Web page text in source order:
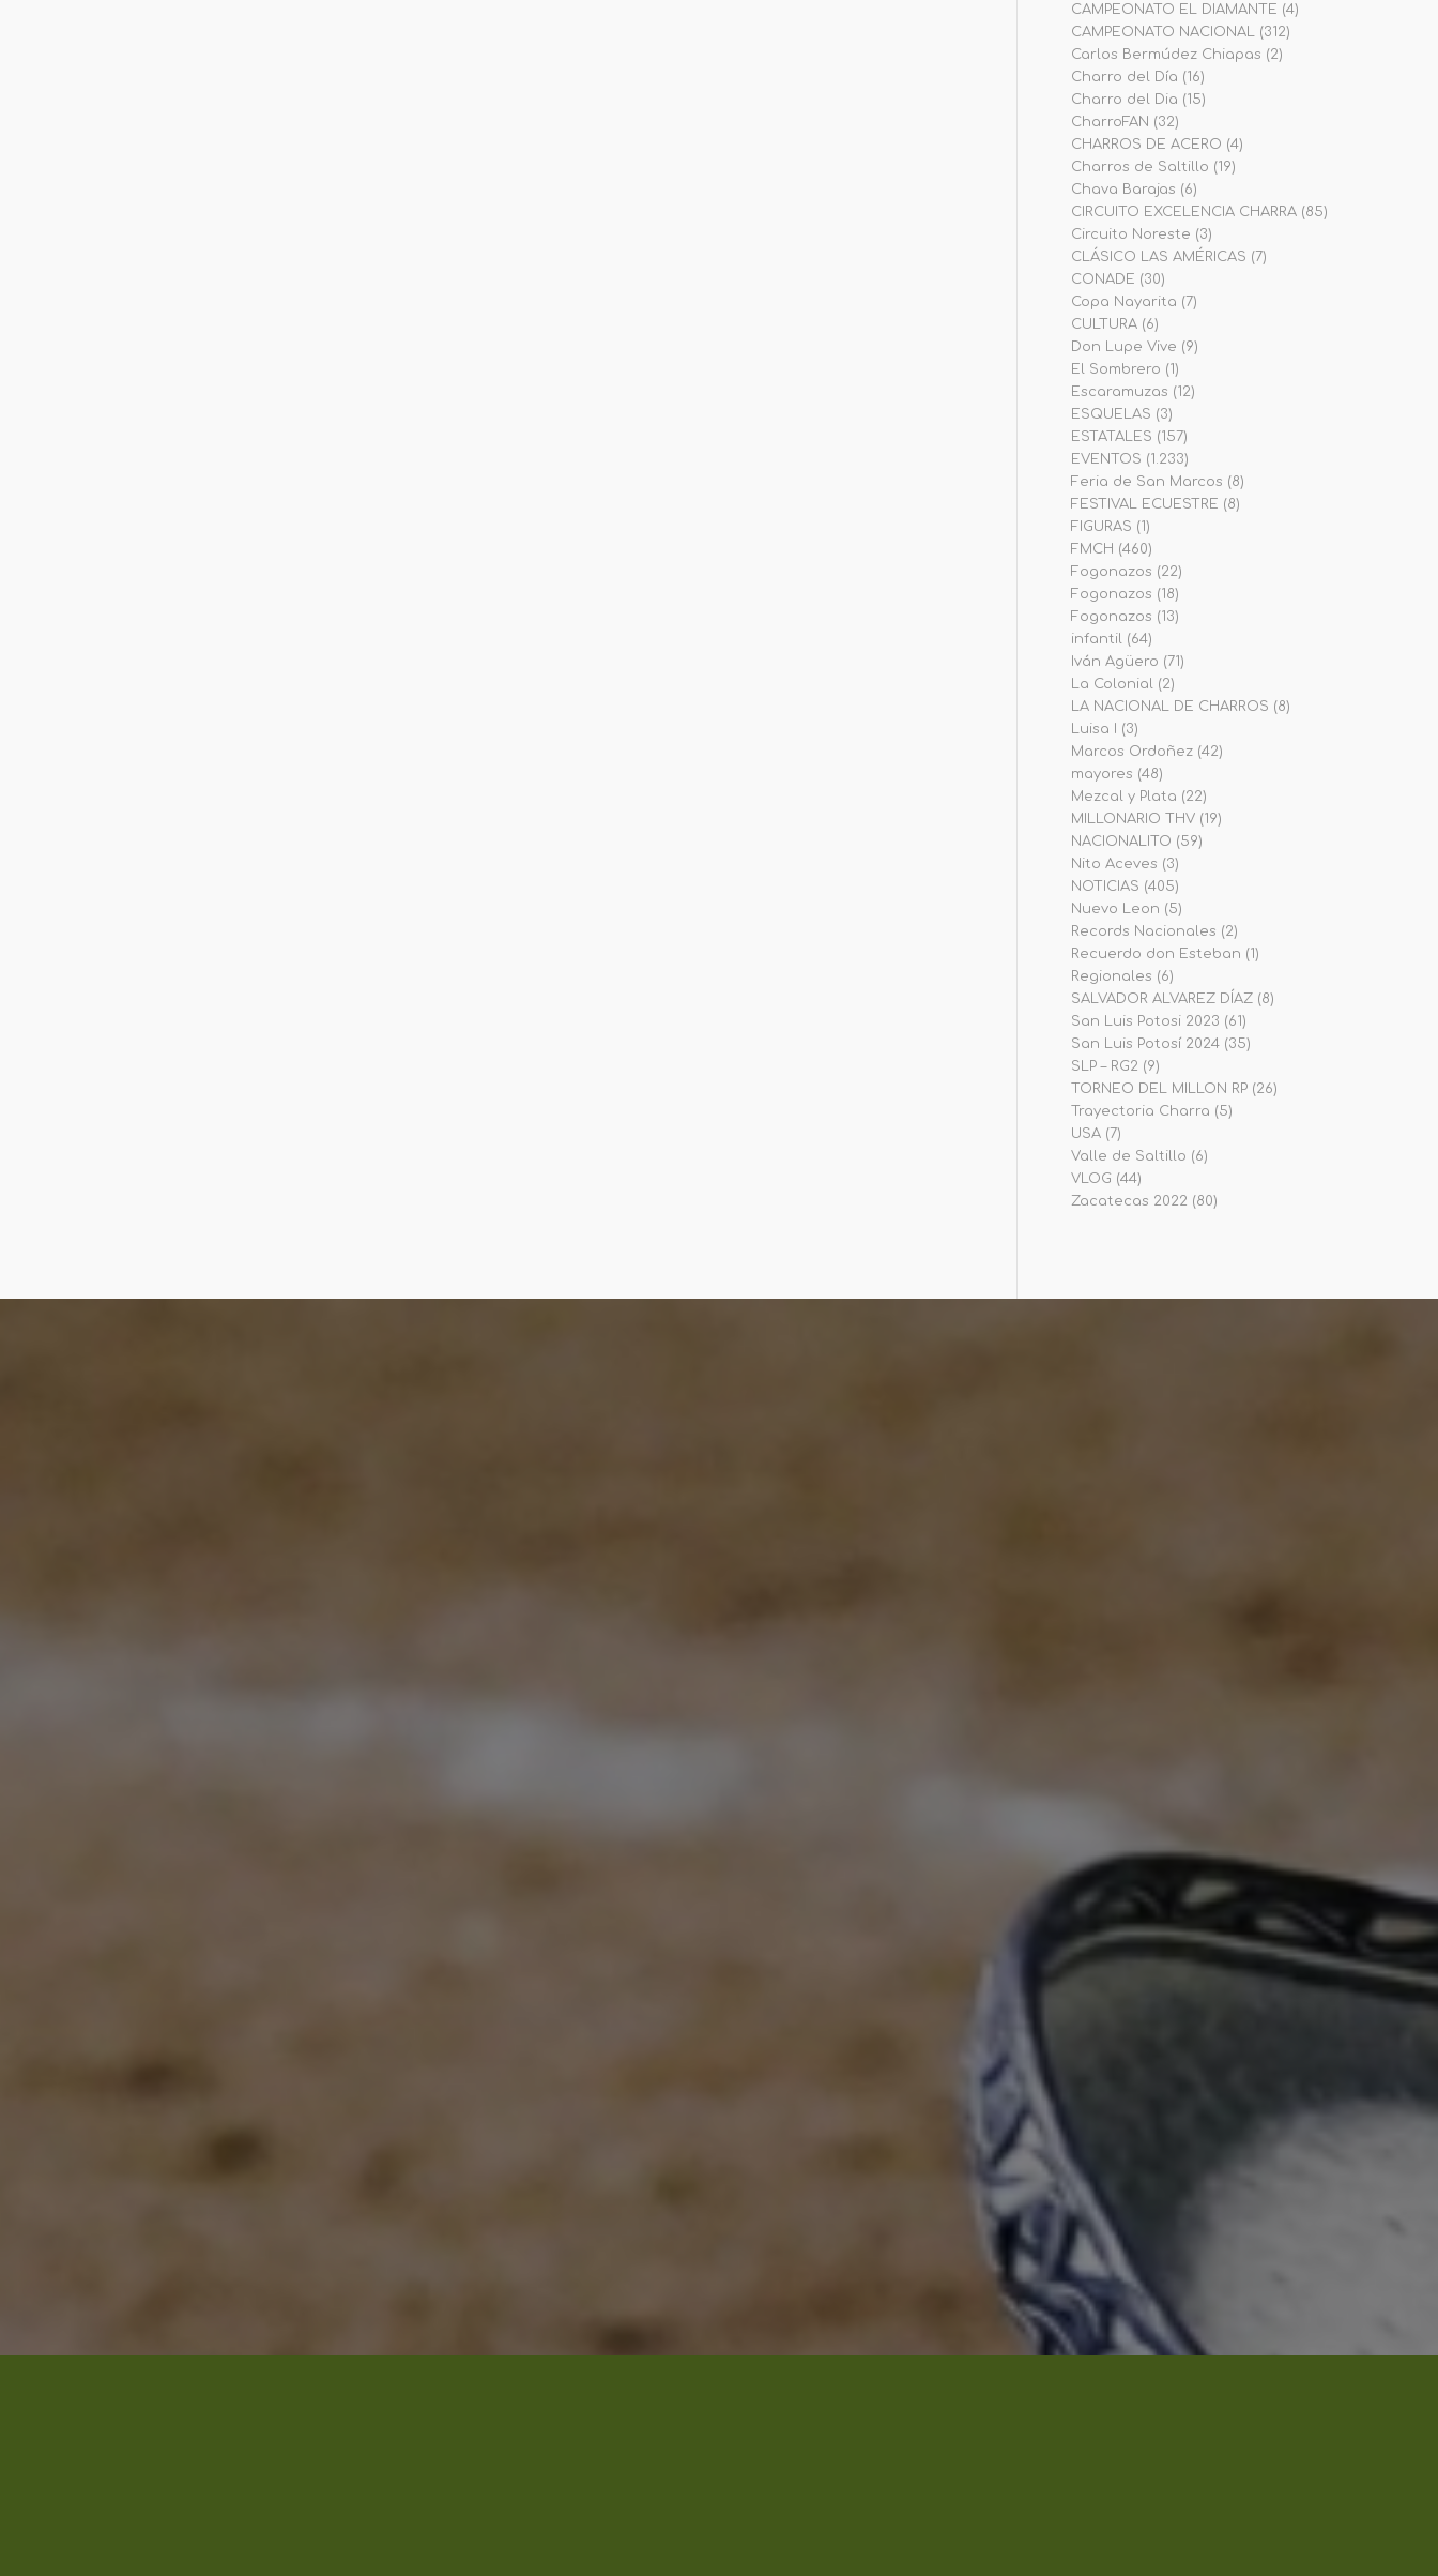
CAMPEONATO EL DIAMANTE (4)
CAMPEONATO NACIONAL
(312)
Carlos Bermúdez Chiapas (2)
Charro del Día (16)
Charro del Dia (15)
CharroFAN (32)
CHARROS DE ACERO (4)
Charros de Saltillo (19)
Chava Barajas (6)
CIRCUITO EXCELENCIA CHARRA (85)
Circuito Noreste (3)
CLÁSICO LAS AMÉRICAS (7)
CONADE (30)
Copa Nayarita (7)
CULTURA (6)
Don Lupe Vive (9)
El Sombrero (1)
Escaramuzas (12)
ESQUELAS (3)
ESTATALES (157)
EVENTOS (1.233)
Feria de San Marcos (8)
FESTIVAL ECUESTRE (8)
FIGURAS (1)
FMCH (460)
Fogonazos (22)
Fogonazos (18)
Fogonazos (13)
infantil
(64)
Iván Agüero (71)
La Colonial
(2)
LA NACIONAL DE CHARROS (8)
Luisa I
(3)
Marcos Ordoñez (42)
mayores (48)
Mezcal y Plata (22)
MILLONARIO THV (19)
NACIONALITO (59)
Nito Aceves (3)
NOTICIAS (405)
Nuevo Leon (5)
Records Nacionales (2)
Recuerdo don Esteban (1)
Regionales (6)
SALVADOR ALVAREZ DÍAZ (8)
San Luis Potosi 2023 (61)
San Luis Potosí 2024 (35)
SLP – RG2 (9)
TORNEO DEL MILLON RP (26)
Trayectoria Charra (5)
USA (7)
Valle de Saltillo (6)
VLOG (44)
Zacatecas 2022 (80)